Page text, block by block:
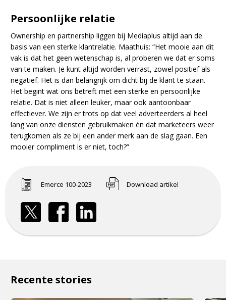
Persoonlijke relatie
Ownership en partnership liggen bij Mediaplus altijd aan de
basis van een sterke klantrelatie. Maathuis: “Het mooie aan dit
vak is dat het geen wetenschap is, al proberen we dat er soms
van te maken. Je kunt altijd worden verrast, zowel positief als
negatief. Het is dan belangrijk om dicht bij de klant te staan.
Het begint wat ons betreft met een sterke en persoonlijke
relatie. Dat is niet alleen leuker, maar ook aantoonbaar
effectiever. We zijn er trots op dat veel adverteerders al heel
lang van onze diensten gebruikmaken én dat marketeers weer
terugkomen als ze bij een ander merk aan de slag gaan. Een
mooier compliment is er niet, toch?”
Emerce 100-2023 Download artikel
Recente stories